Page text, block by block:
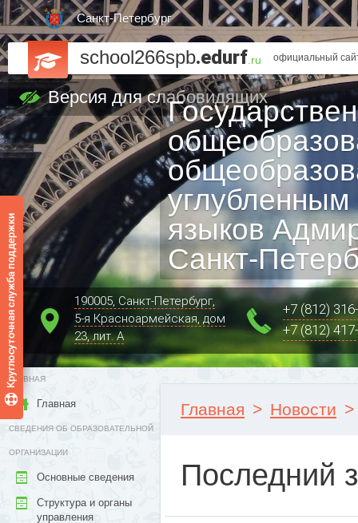
Санкт-Петербург
school266spb.edurf .ru официальный
Версия для слабовидящих
языков
190005, Санкт-Петербург,
5-я Красноармейская, дом
23, лит. А
+7 (812)
+7 (812)
ГЛАВНАЯ
Главная
СВЕДЕНИЯ ОБ ОБРАЗОВАТЕЛЬНОЙ
ОРГАНИЗАЦИИ
Основные сведения
Структура и органы
управления
Главная > Новости >
Последний